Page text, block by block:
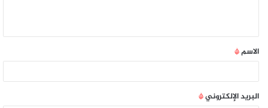
الاسم*
البريد الإلكتروني*